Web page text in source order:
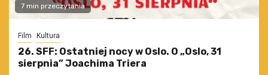
7 min przeczytania
Film Kultura
26. SFF: Ostatniej nocy w Oslo. O „Oslo, 31
sierpnia” Joachima Triera